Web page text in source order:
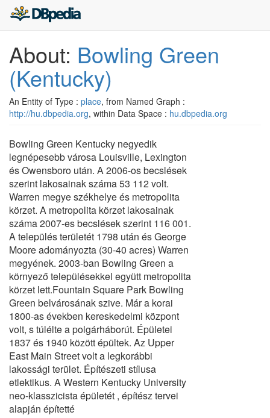
About: Bowling Green
(Kentucky)
An Entity of Type : place, from Named Graph :
http://hu.dbpedia.org, within Data Space : hu.dbpedia.org
Bowling Green Kentucky negyedik
legnépesebb városa Louisville, Lexington
és Owensboro után. A 2006-os becslések
szerint lakosainak száma 53 112 volt.
Warren megye székhelye és metropolita
körzet. A metropolita körzet lakosainak
száma 2007-es becslések szerint 116 001.
A település területét 1798 után és George
Moore adományozta (30-40 acres) Warren
megyének. 2003-ban Bowling Green a
környező településekkel együtt metropolita
körzet lett.Fountain Square Park Bowling
Green belvárosának szive. Már a korai
1800-as években kereskedelmi központ
volt, s túlélte a polgárháborút. Épületei
1837 és 1940 között épültek. Az Upper
East Main Street volt a legkorábbi
lakossági terület. Építészeti stílusa
etlektikus. A Western Kentucky University
neo-klasszicista épületét , építész tervei
alapján építetté